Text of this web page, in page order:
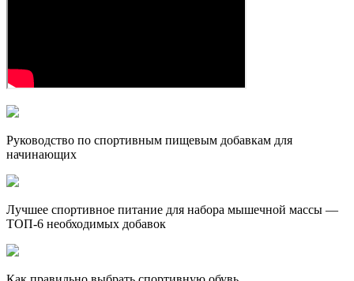
Руководство по спортивным пищевым добавкам для
начинающих
Лучшее спортивное питание для набора мышечной массы —
ТОП-6 необходимых добавок